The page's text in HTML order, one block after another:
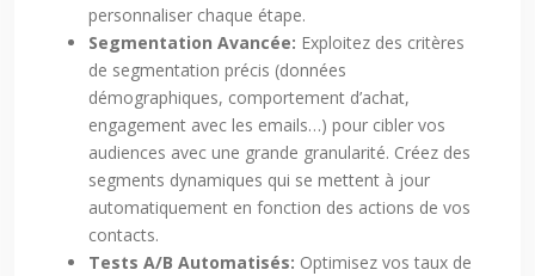
personnaliser chaque étape.
Segmentation Avancée: Exploitez des critères
de segmentation précis (données
démographiques, comportement d’achat,
engagement avec les emails…) pour cibler vos
audiences avec une grande granularité. Créez des
segments dynamiques qui se mettent à jour
automatiquement en fonction des actions de vos
contacts.
Tests A/B Automatisés: Optimisez vos taux de